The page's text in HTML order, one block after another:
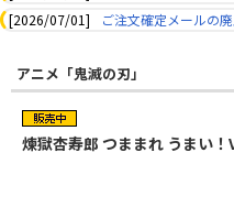
[2026/07/01]
ご注文確定メールの
アニメ「鬼滅の刃」
煉獄杏寿郎 つままれ うまい